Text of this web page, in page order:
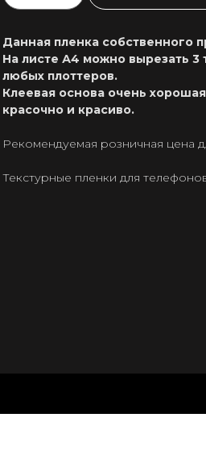
Данная пленка собственного
На листе А4 можно вырезать
любых плоттеров.
Клеевая основа очень
красочно и красиво.
Рекомендуемая розничная цена
Текстурные пленки для